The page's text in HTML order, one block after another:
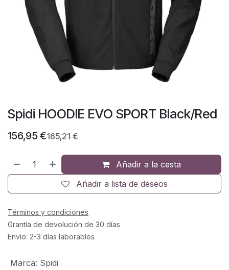
Spidi HOODIE EVO SPORT Black/Red
156,95 €165,21€
Añadir a la cesta
Añadir a lista de deseos
Términos y condiciones
Grantía de devolución de 30 días
Envío: 2-3 días laborables
Marca: Spidi